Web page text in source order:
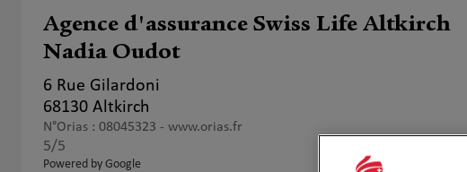
Agence d'assurance Swiss Life Altkirch
Nadia Oudot
6 Rue Gilardoni
68130 Altkirch
N°Orias : 08045323 - www.orias.fr
5/5
Powered by Google